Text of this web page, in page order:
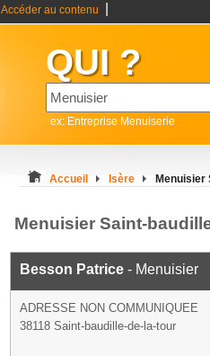
Accéder au contenu
QUI ?
ex: Entreprise Menuiserie
Accueil Isère Menuisier
Menuisier Saint-
Besson Patrice - Menuisier
ADRESSE NON COMMUNIQUEE
38118 Saint-baudille-de-la-tour